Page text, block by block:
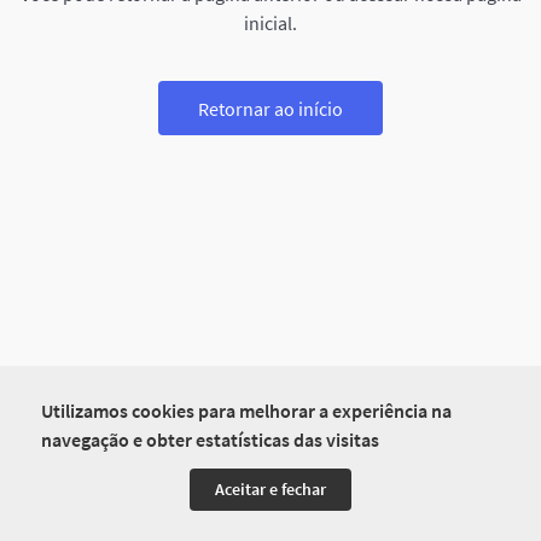
Utilizamos cookies para melhorar a experiência na
navegação e obter estatísticas das visitas
Aceitar e fechar
inicial.
Retornar ao início